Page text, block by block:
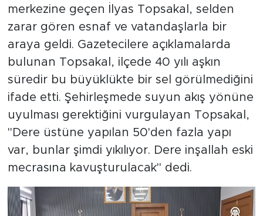
merkezine geçen İlyas Topsakal, selden
zarar gören esnaf ve vatandaşlarla bir
araya geldi. Gazetecilere açıklamalarda
bulunan Topsakal, ilçede 40 yılı aşkın
süredir bu büyüklükte bir sel görülmediğini
ifade etti. Şehirleşmede suyun akış yönüne
uyulması gerektiğini vurgulayan Topsakal,
"Dere üstüne yapılan 50'den fazla yapı
var, bunlar şimdi yıkılıyor. Dere inşallah eski
mecrasına kavuşturulacak" dedi.